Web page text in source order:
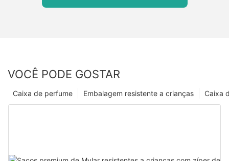
VOCÊ PODE GOSTAR
Caixa
Embalagem resistente a crianças
Caixa de perfume